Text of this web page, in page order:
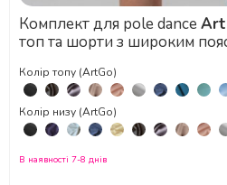
Комплект для pole dance
топ та шорти з широким
Колір топу (ArtGo)
Колір низу (ArtGo)
В наявності 7-8 днів